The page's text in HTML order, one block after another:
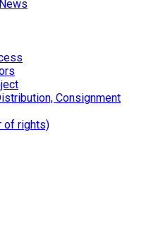
Consignment
of rights)